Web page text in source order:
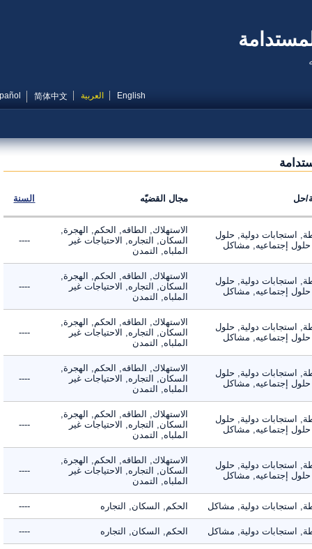
English العربية 简体中文
Español
مجال القضيّه السنة
استجابات دولية, حلول
إجتماعيه, مشاكل
الاستهلاك, الطاقه, الحكم, الهجرة,
السكان, التجاره, الاحتياجات غير
الملباه, التمدن
----
استجابات دولية, حلول
إجتماعيه, مشاكل
الاستهلاك, الطاقه, الحكم, الهجرة,
السكان, التجاره, الاحتياجات غير
الملباه, التمدن
----
استجابات دولية, حلول
إجتماعيه, مشاكل
الاستهلاك, الطاقه, الحكم, الهجرة,
السكان, التجاره, الاحتياجات غير
الملباه, التمدن
----
استجابات دولية, حلول
إجتماعيه, مشاكل
الاستهلاك, الطاقه, الحكم, الهجرة,
السكان, التجاره, الاحتياجات غير
الملباه, التمدن
----
استجابات دولية, حلول
إجتماعيه, مشاكل
الاستهلاك, الطاقه, الحكم, الهجرة,
السكان, التجاره, الاحتياجات غير
الملباه, التمدن
----
استجابات دولية, حلول
إجتماعيه, مشاكل
الاستهلاك, الطاقه, الحكم, الهجرة,
السكان, التجاره, الاحتياجات غير
الملباه, التمدن
----
استجابات دولية, مشاكل الحكم, السكان, التجاره ----
استجابات دولية, مشاكل الحكم, السكان, التجاره ----